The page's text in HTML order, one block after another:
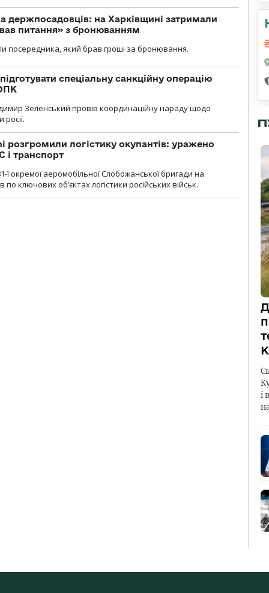
держпосадовців: на Харківщині затримали
питання» з бронюванням
посередника, який брав гроші за бронювання.
спеціальну санкційну операцію
Зеленський провів координаційну нараду щодо
розгромили логістику окупантів: уражено
і транспорт
окремої аеромобільної Слобожанської бригади на
ключових об’єктах логістики російських військ.
і